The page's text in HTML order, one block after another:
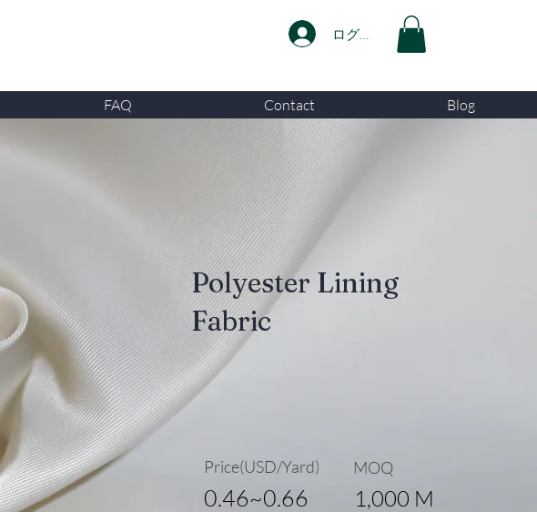
ログイン
FAQ Contact Blog
Polyester Lining
Fabric
Price(USD/Yard)
0.46~0.66
MOQ
1,000 M